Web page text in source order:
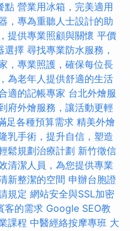
點 營業用冰箱，完美適用
，專為重聽人士設計的助
提供專業照顧與關懷 平價
選擇 尋找專業防水服務，
，專業照護，確保每位長
為老年人提供舒適的生活
適的記帳專家 台北外燴服
府外燴服務，讓活動更輕
足各種預算需求 精美外燴
乳手術，提升自信，塑造
鬆規劃治療計劃 新竹徵信
清潔人員，為您提供專業
新整潔的空間 申辦台胞證
規定 網站安全與SSL加密
客的需求 Google SEO教
課程 中醫經絡按摩專班 大